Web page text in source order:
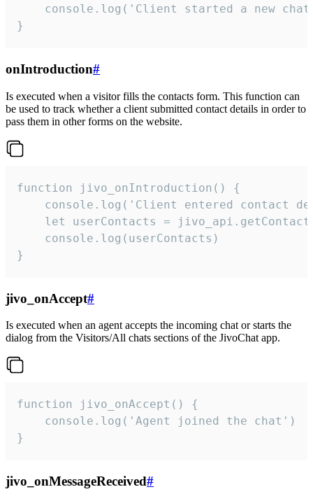
console.log('Client started a new
}
onIntroduction#
Is executed when a visitor fills the contacts form. This function can
be used to track whether a client submitted contact details in order to
pass them in other forms on the website.
function jivo_onIntroduction() {
console.log('Client entered contact
let userContacts =
    console.log(userContacts)
}
jivo_onAccept#
Is executed when an agent accepts the incoming chat or starts the
dialog from the Visitors/All chats sections of the JivoChat app.
function jivo_onAccept() {
}
jivo_onMessageReceived#